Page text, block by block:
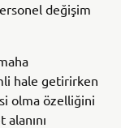
değişim
hale getirirken
olma özelliğini